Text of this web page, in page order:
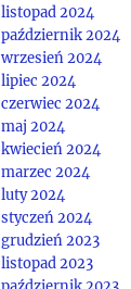
listopad 2024
październik 2024
wrzesień 2024
lipiec 2024
czerwiec 2024
maj 2024
kwiecień 2024
marzec 2024
luty 2024
styczeń 2024
grudzień 2023
listopad 2023